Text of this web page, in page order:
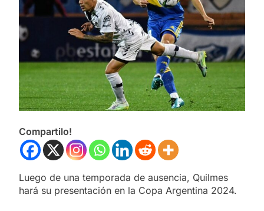
Compartilo!
Luego de una temporada de ausencia, Quilmes
hará su presentación en la Copa Argentina 2024.